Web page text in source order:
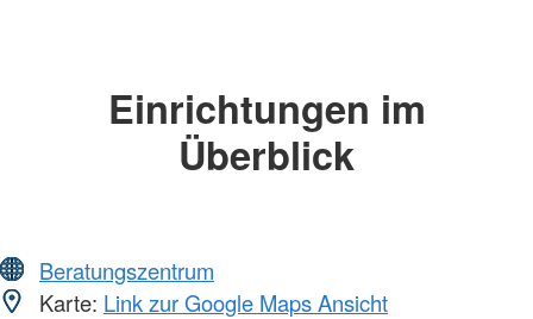
Einrichtungen im
Überblick
Beratungszentrum
Karte: Link zur Google Maps Ansicht